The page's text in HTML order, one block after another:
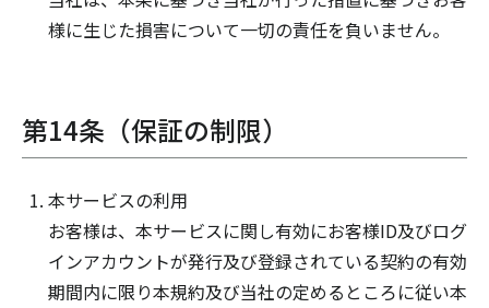
様に生じた損害について一切の責任を負いません。
第14条（保証の制限）
本サービスの利用
お客様は、本サービスに関し有効にお客様ID及びログ
インアカウントが発行及び登録されている契約の有効
期間内に限り本規約及び当社の定めるところに従い本